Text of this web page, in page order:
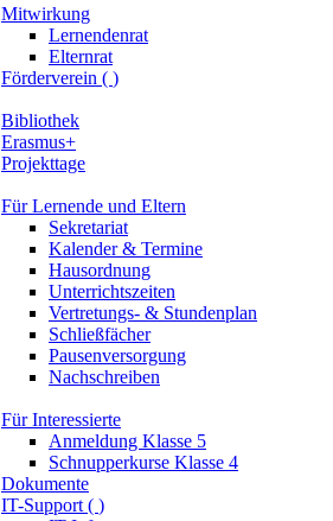
Mitwirkung
Lernendenrat
Elternrat
Förderverein ( )
Bibliothek
Erasmus+
Projekttage
Für Lernende und Eltern
Sekretariat
Kalender & Termine
Hausordnung
Unterrichtszeiten
Vertretungs- & Stundenplan
Schließfächer
Pausenversorgung
Nachschreiben
Für Interessierte
Anmeldung Klasse 5
Schnupperkurse Klasse 4
Dokumente
IT-Support ( )